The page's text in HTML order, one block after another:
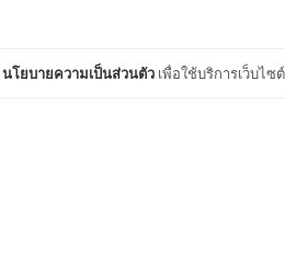
นโยบายความเป็นส่วนตัว เพื่อใช้บริการเว็บไซต์